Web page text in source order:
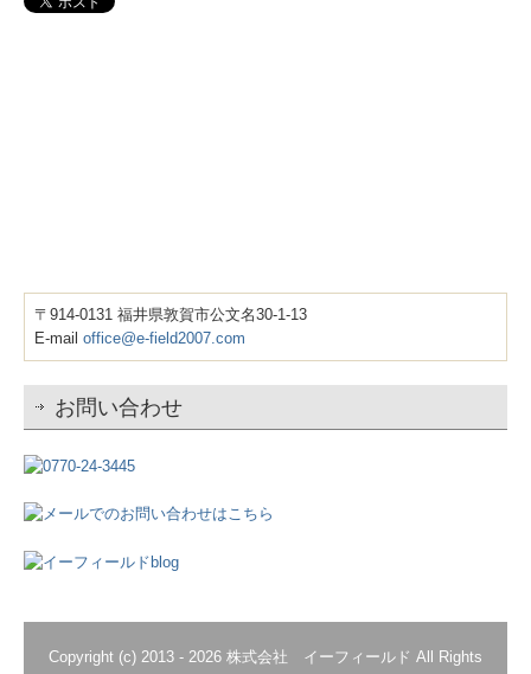
〒914-0131 福井県敦賀市公文名30-1-13
E-mail office@e-field2007.com
お問い合わせ
Copyright (c) 2013 - 2026 株式会社 イーフィールド All Rights